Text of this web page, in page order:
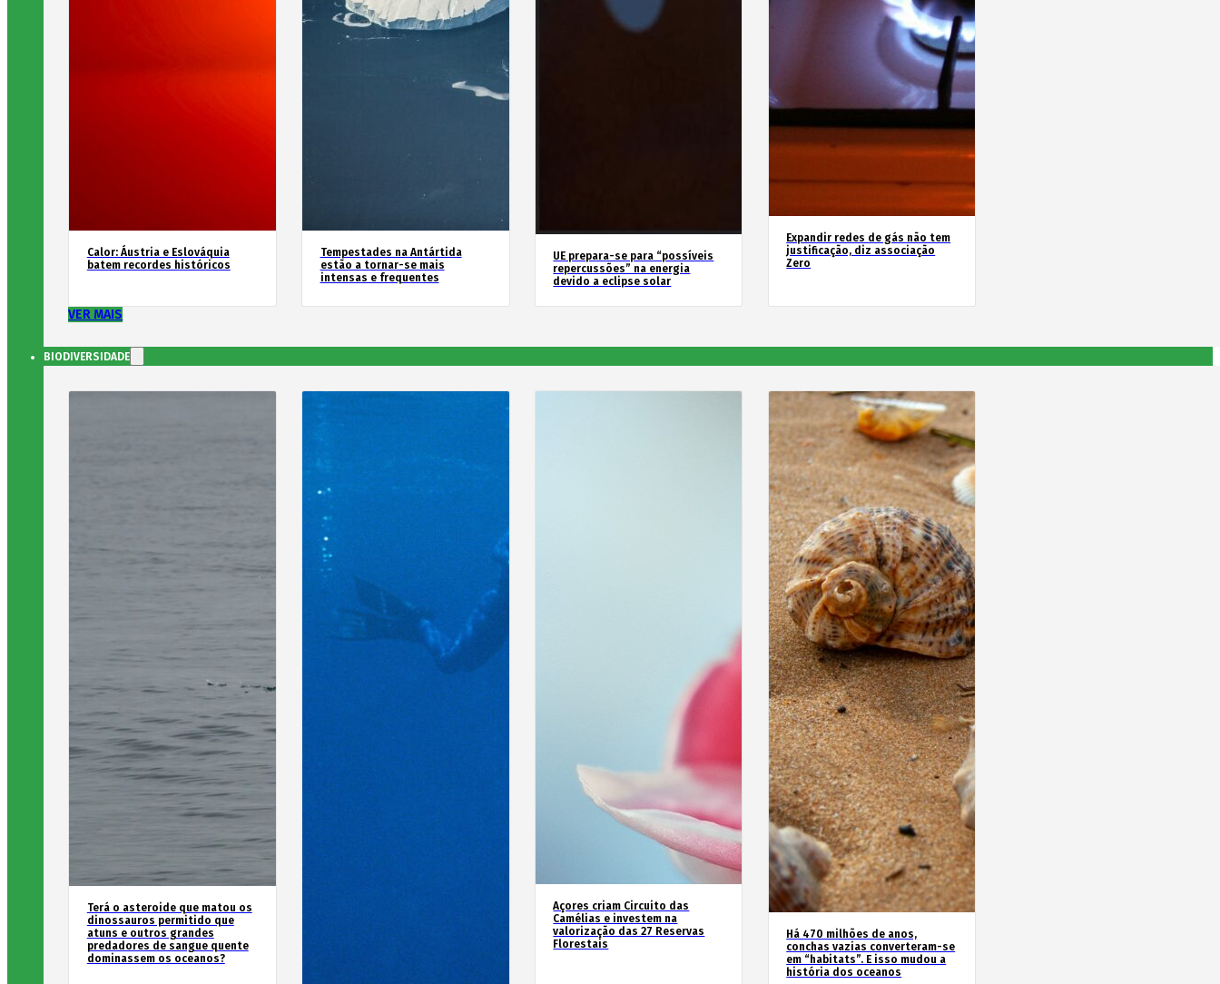
Calor: Áustria e Eslováquia
batem recordes históricos
Tempestades na Antártida
estão a tornar-se mais
intensas e frequentes
UE prepara-se para “possíveis
repercussões” na energia
devido a eclipse solar
Expandir redes de gás não tem
justificação, diz associação
Zero
VER MAIS
BIODIVERSIDADE
Terá o asteroide que matou os
dinossauros permitido que
atuns e outros grandes
predadores de sangue quente
dominassem os oceanos?
Açores criam Circuito das
Camélias e investem na
valorização das 27 Reservas
Florestais
Há 470 milhões de anos,
conchas vazias converteram-se
em “habitats”. E isso mudou a
história dos oceanos